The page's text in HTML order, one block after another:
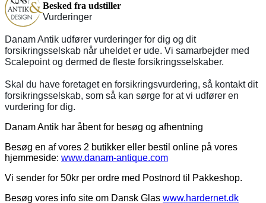
Besked fra udstiller
Vurderinger
Danam Antik udfører vurderinger for dig og dit
forsikringsselskab når uheldet er ude. Vi samarbejder med
Scalepoint og dermed de fleste forsikringsselskaber.
Skal du have foretaget en forsikringsvurdering, så kontakt dit
forsikringsselskab, som så kan sørge for at vi udfører en
vurdering for dig.
Danam Antik har åbent for besøg og afhentning
Besøg en af vores 2 butikker eller bestil online på vores
hjemmeside: www.danam-antique.com
Vi sender for 50kr per ordre med Postnord til Pakkeshop.
Besøg vores info site om Dansk Glas www.hardernet.dk